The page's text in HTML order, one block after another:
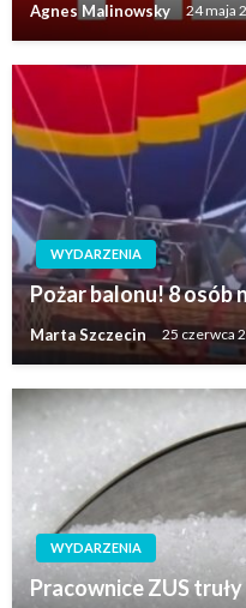
Agnes Malinowsky 24 maja
WYDARZENIA
Pożar balonu! 8 osób
Marta Szczecin 25 czerwca
WYDARZENIA
Pracownice ZUS